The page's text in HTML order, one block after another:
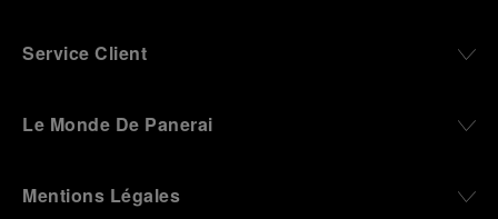
Service Client
Le Monde De Panerai
Mentions Légales